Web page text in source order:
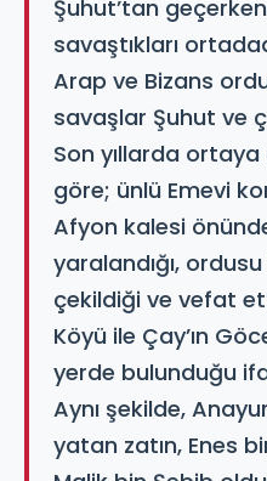
Şuhut’tan
savaştıkları
Arap ve Bizans
savaşlar Şuhut ve
Son yıllarda
göre; ünlü Emevi
Afyon kalesi
yaralandığı,
çekildiği ve vefat
Köyü ile Çay’ın
yerde bulunduğu
Aynı şekilde,
yatan zatın, Enes